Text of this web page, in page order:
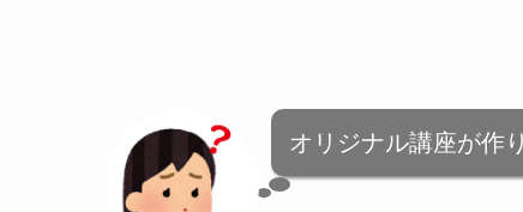
オリジナル講座が作